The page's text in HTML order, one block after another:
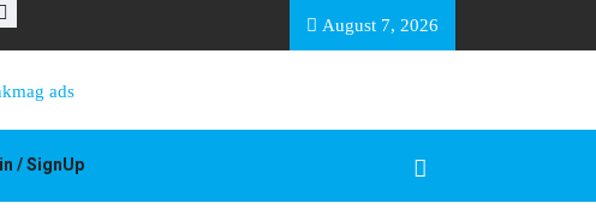
EA BASOTHO August 7, 2026
/ SignUp